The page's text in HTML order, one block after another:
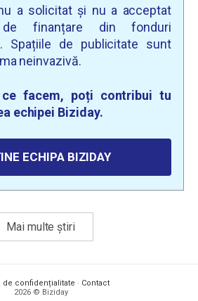
a solicitat și nu a acceptat
finanțare din fonduri
Spațiile de publicitate sunt
neinvazivă.
facem, poți contribui tu
echipei Biziday.
ECHIPA BIZIDAY
Mai multe știri
de confidențialitate · Contact
2026 © Biziday